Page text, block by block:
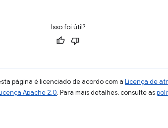
Isso foi útil?
página é licenciado de acordo com a Licença de
Apache 2.0. Para mais detalhes, consulte as